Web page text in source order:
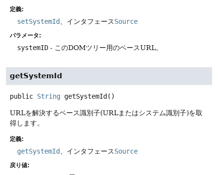
定義:
setSystemId 、インタフェースSource
パラメータ:
systemID - このDOMツリー用のベースURL。
getSystemId
public String getSystemId ()
URLを解決するベース識別子(URLまたはシステム識別子)を取
得します。
定義:
getSystemId、インタフェースSource
戻り値: